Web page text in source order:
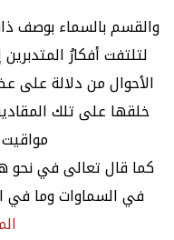
والقسم بالسماء بوصف
لتلتفت أفكارُ
الأحوال من دلالة على
خلقها على تلك
كما قال تعالى في نحو
في السماوات وما في